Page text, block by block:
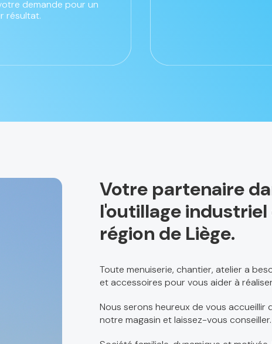
demande pour un
résultat.
Votre partenaire
l'outillage
région de Liège.
Toute menuiserie, chantier, atelier a
et accessoires pour vous aider à
Nous serons heureux de vous accueillir
notre magasin et laissez-vous conseiller.